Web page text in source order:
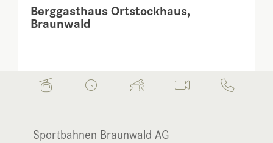
Berggasthaus Ortstockhaus,
Braunwald
Sportbahnen Braunwald AG